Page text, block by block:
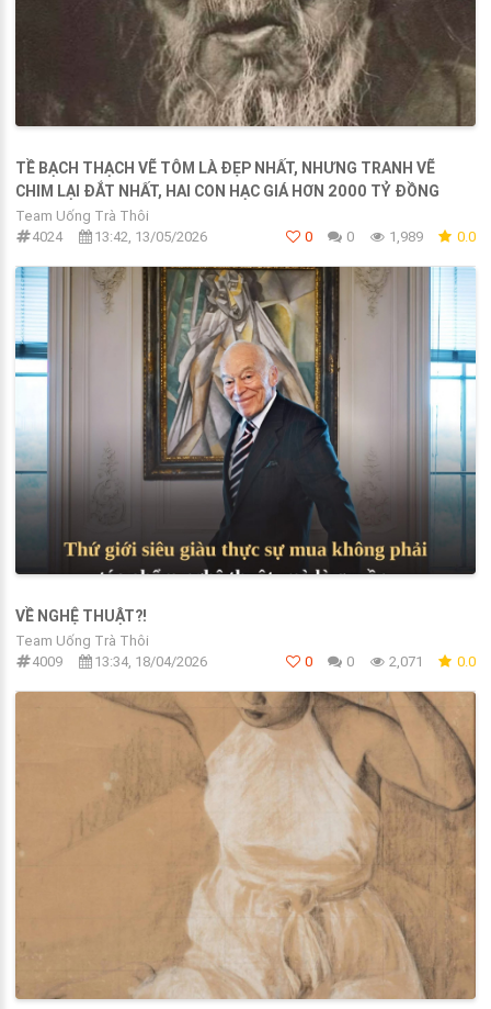
TỀ BẠCH THẠCH VẼ TÔM LÀ ĐẸP NHẤT, NHƯNG TRANH VẼ
CHIM LẠI ĐẮT NHẤT, HAI CON HẠC GIÁ HƠN 2000 TỶ ĐỒNG
Team Uống Trà Thôi
4024
13:42, 13/05/2026 0 0 1,989 0.0
VỀ NGHỆ THUẬT?!
Team Uống Trà Thôi
4009
13:34, 18/04/2026 0 0 2,071 0.0